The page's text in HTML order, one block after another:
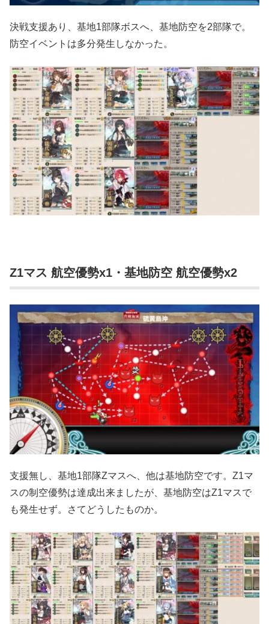
決戦支援あり、基地1部隊ボスへ、基地防空を2部隊で。
防空イベントは多分発生しなかった。
Z1マス 航空優勢x1・基地防空 航空優勢x2
支援無し、基地1部隊Zマスへ、他は基地防空です。Z1マ
スの制空優勢は達成出来ましたが、基地防空はZ1マスで
も発生せず。さてどうしたものか。